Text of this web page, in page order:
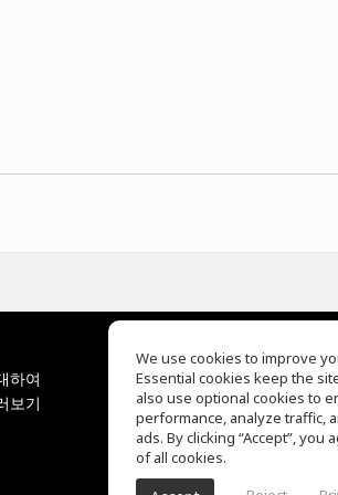
하여
보기
EQ Ear Training
Drum Machine
지원 센터
이용 약관
개인정보 보호정책
We use cookies to improve
Essential cookies keep the
also use optional cookies to
performance, analyze traffic,
ads. By clicking “Accept”, you
of all cookies.